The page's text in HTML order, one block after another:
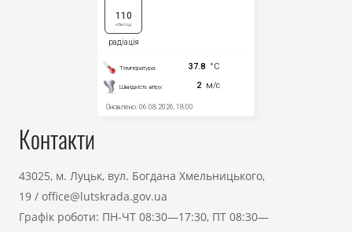
Контакти
43025, м. Луцьк, вул. Богдана Хмельницького,
19 / office@lutskrada.gov.ua
Графік роботи: ПН-ЧТ 08:30—17:30, ПТ 08:30—